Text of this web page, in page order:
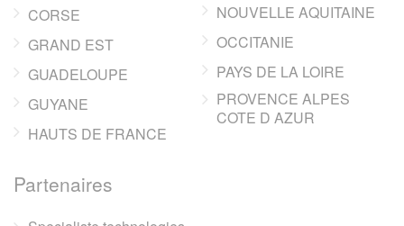
CORSE
GRAND EST
GUADELOUPE
GUYANE
HAUTS DE FRANCE
NOUVELLE AQUITAINE
OCCITANIE
PAYS DE LA LOIRE
PROVENCE ALPES
COTE D AZUR
Partenaires